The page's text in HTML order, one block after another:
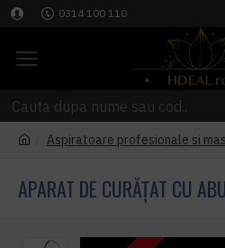
0314 100 110
Aspiratoare profesionale si
APARAT DE CURĂȚAT CU